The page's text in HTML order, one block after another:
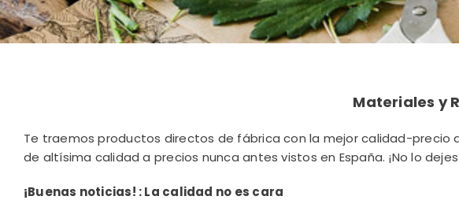
Materiales y
Te traemos productos directos de fábrica con la mejor calidad-precio
de altísima calidad a precios nunca antes vistos en España. ¡No lo
¡Buenas noticias! : La calidad no es cara